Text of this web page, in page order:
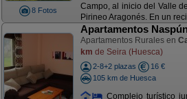
8 Fotos
Campo, al inicio del Valle
Pirineo Aragonés. En un
Apartamentos
Apartamentos Rurales en
km de Seira (Huesca)
2-8+2 plazas
16 €
105 km de Huesca
Complejo turístico